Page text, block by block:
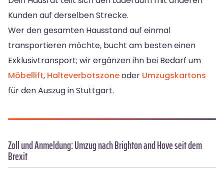
Kunden auf derselben Strecke.
Wer den gesamten Hausstand auf einmal
transportieren möchte, bucht am besten einen
Exklusivtransport; wir ergänzen ihn bei Bedarf um
Möbellift, Halteverbotszoneoder Umzugskartons
für den Auszug in Stuttgart.
Zoll und Anmeldung: Umzug nach Brighton and Hove seit dem
Brexit